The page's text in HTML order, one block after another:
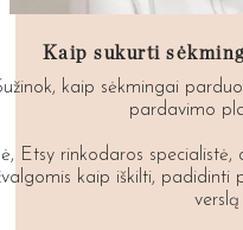
Kaip sukurti
kaip sėkmingai
pardavimo
Etsy rinkodaros
kaip iškilti, padidinti